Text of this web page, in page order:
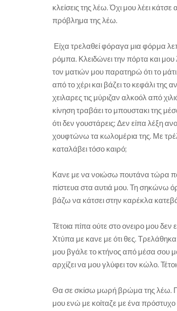
κλείσεις της λέω. Όχι μου λέει
πρόβλημα της λέω.
Είχα τρελαθεί φόραγα μια φόρμα
ρόμπα. Κλειδώνει την πόρτα και
τον ματιών μου παρατηρώ ότι το
από το χέρι και βάζει το κεφάλι της
χειλαρες τις μύριζαν αλκοόλ από
κίνηση τραβάει το μπουστακι της
ότι δεν γουστάρεις; Δεν είπα λέξη
χουφτώνω τα κωλομέρια της. Με
καταλάβει τόσο καιρό;
Κανε με να νοιώσω πουτάνα τώρα
πίστευα στα αυτιά μου. Τη σηκώνω
βάζω να κάτσει στην καρέκλα
Τέτοια πίπα ούτε στο ονειρο μου
Χτύπα με κανε με ότι θες.
μου βγάλε το κτήνος από μέσα σου
αρχίζει να μου γλύφει τον κώλο.
Θα σε σκίσω μωρή βρώμα της λέω.
μου ενώ με κοίταζε με ένα